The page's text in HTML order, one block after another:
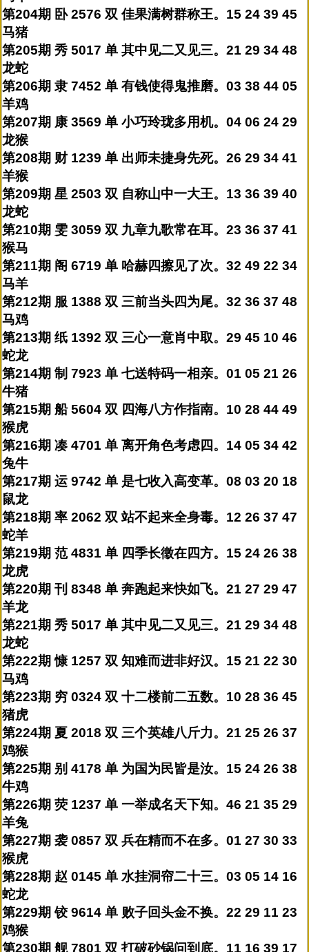
第204期 卧 2576 双 佳果满树群称王。15 24 39 45
马猪
第205期 秀 5017 单 其中见二又见三。21 29 34 48
龙蛇
第206期 隶 7452 单 有钱使得鬼推磨。03 38 44 05
羊鸡
第207期 康 3569 单 小巧玲珑多用机。04 06 24 29
龙猴
第208期 财 1239 单 出师未捷身先死。26 29 34 41
羊猴
第209期 星 2503 双 自称山中一大王。13 36 39 40
龙蛇
第210期 雯 3059 双 九章九歌常在耳。23 36 37 41
猴马
第211期 阁 6719 单 哈赫四擦见了次。32 49 22 34
马羊
第212期 服 1388 双 三前当头四为尾。32 36 37 48
马鸡
第213期 纸 1392 双 三心一意肖中取。29 45 10 46
蛇龙
第214期 制 7923 单 七送特码一相亲。01 05 21 26
牛猪
第215期 船 5604 双 四海八方作指南。10 28 44 49
猴虎
第216期 凑 4701 单 离开角色考虑四。14 05 34 42
兔牛
第217期 运 9742 单 是七收入高变革。08 03 20 18
鼠龙
第218期 率 2062 双 站不起来全身毒。12 26 37 47
蛇羊
第219期 范 4831 单 四季长徵在四方。15 24 26 38
龙虎
第220期 刊 8348 单 奔跑起来快如飞。21 27 29 47
羊龙
第221期 秀 5017 单 其中见二又见三。21 29 34 48
龙蛇
第222期 慷 1257 双 知难而进非好汉。15 21 22 30
马鸡
第223期 穷 0324 双 十二楼前二五数。10 28 36 45
猪虎
第224期 夏 2018 双 三个英雄八斤力。21 25 26 37
鸡猴
第225期 别 4178 单 为国为民皆是汝。15 24 26 38
牛鸡
第226期 荧 1237 单 一举成名天下知。46 21 35 29
羊兔
第227期 袭 0857 双 兵在精而不在多。01 27 30 33
猴虎
第228期 赵 0145 单 水挂洞帘二十三。03 05 14 16
蛇龙
第229期 铰 9614 单 败子回头金不换。22 29 11 23
鸡猴
第230期 舰 7801 双 打破砂锅问到底。11 16 39 17